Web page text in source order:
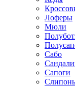
Лоферы
Мюли
Сабо
Сапоги